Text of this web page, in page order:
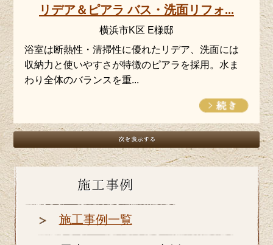
リデア＆ピアラ バス・洗面リフォ...
横浜市K区 E様邸
浴室は断熱性・清掃性に優れたリデア、洗面には
収納力と使いやすさが特徴のピアラを採用。水ま
わり全体のバランスを重...
施工事例一覧